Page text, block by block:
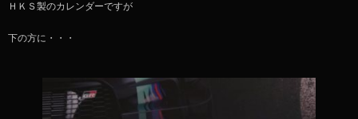
ＨＫＳ製のカレンダーですが
下の方に・・・